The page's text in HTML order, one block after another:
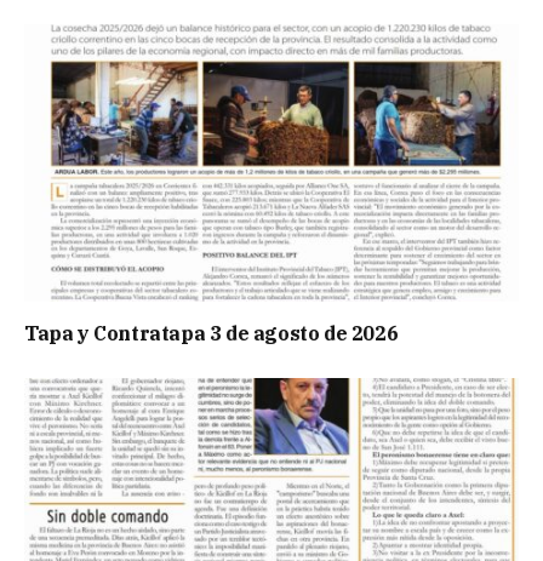
Tapa y Contratapa 3 de agosto de 2026